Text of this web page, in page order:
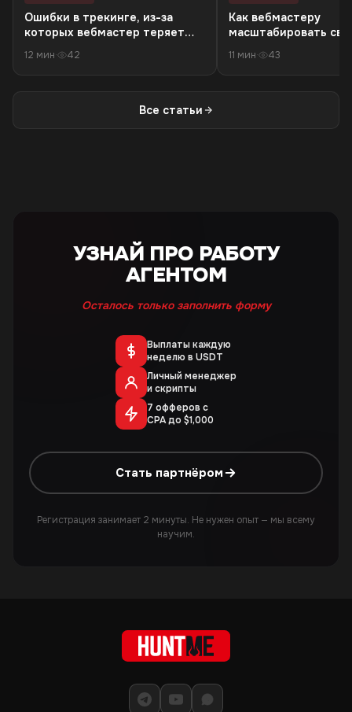
Ошибки в трекинге, из-за
которых вебмастер теряет
12 мин· 42
Как вебмастеру
масштабировать
трафика
11 мин· 43
Все статьи
УЗНАЙ ПРО РАБОТУ
АГЕНТОМ
Осталось только заполнить форму
Выплаты каждую
неделю в USDT
Личный менеджер
и скрипты
7 офферов с
CPA до $1,000
Стать партнёром
Регистрация занимает 2 минуты. Не нужен опыт — мы всему
научим.